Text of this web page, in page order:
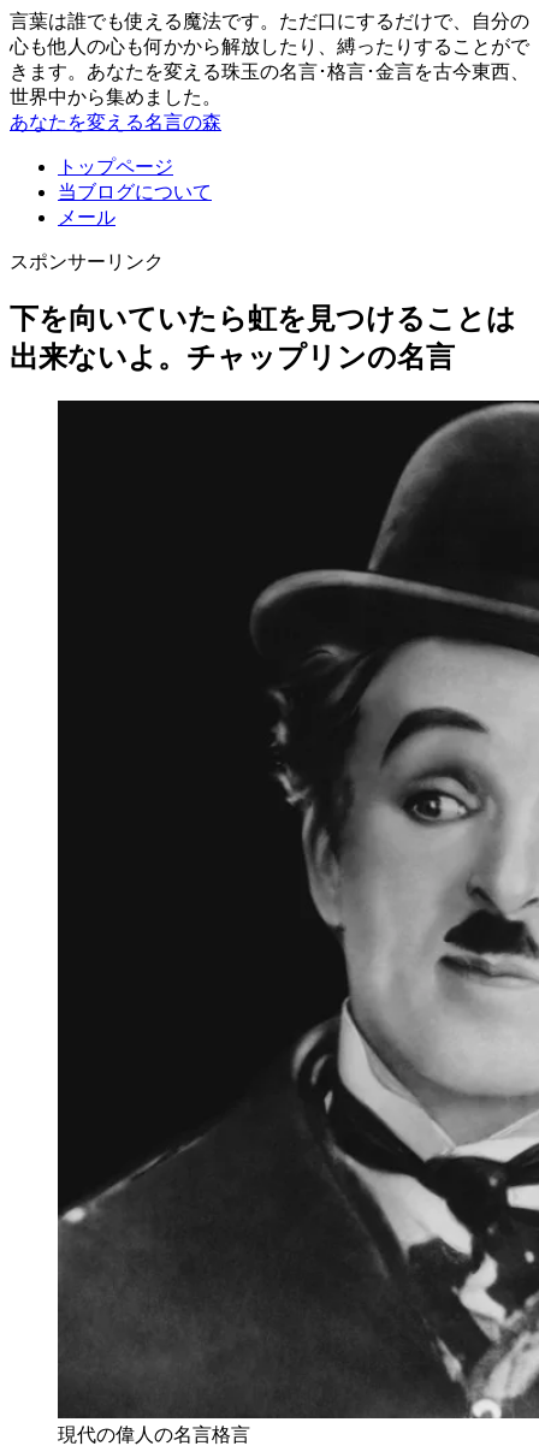
言葉は誰でも使える魔法です。ただ口にするだけで、自分の
心も他人の心も何かから解放したり、縛ったりすることがで
きます。あなたを変える珠玉の名言･格言･金言を古今東西、
世界中から集めました。
あなたを変える名言の森
トップページ
当ブログについて
メール
スポンサーリンク
下を向いていたら虹を見つけることは
出来ないよ。チャップリンの名言
現代の偉人の名言格言